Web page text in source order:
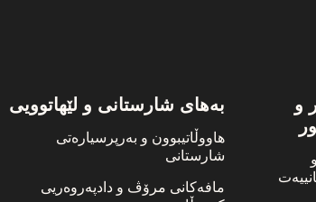
و
بەهای شارستانی و لێهاتوویی
هاووڵاتیبوون و بەرپرسیارەتی
شارستانی
مافەکانی مرۆڤ و دادپەروەریی